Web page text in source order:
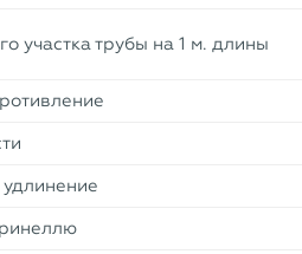
участка трубы на 1 м. длины